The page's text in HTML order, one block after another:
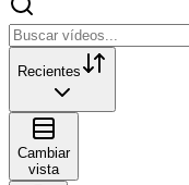
Recientes
Cambiar
vista